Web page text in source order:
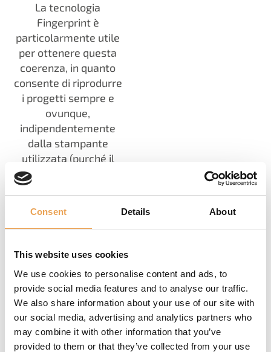
Consent Details About
This website uses cookies
We use cookies to personalise content and ads, to
provide social media features and to analyse our traffic.
We also share information about your use of our site with
our social media, advertising and analytics partners who
may combine it with other information that you’ve
provided to them or that they’ve collected from your use
La tecnologia
Fingerprint è
particolarmente utile
per ottenere questa
coerenza, in quanto
consente di riprodurre
i progetti sempre e
ovunque,
indipendentemente
dalla stampante
utilizzata (purché il
gamut del dispositivo
copra il progetto).
QUALITÀ DEL
COLORE
La qualità del colore è
molto importante